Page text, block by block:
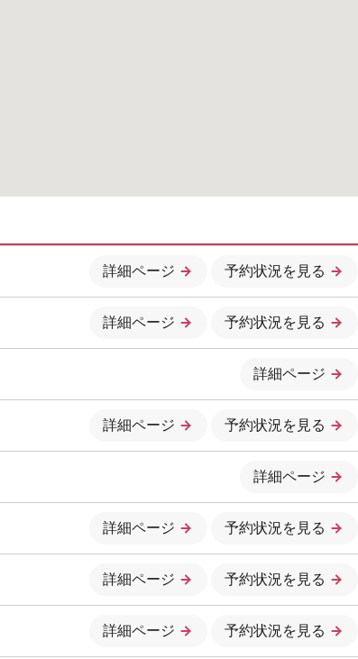
詳細ページ 予約状況を見る
詳細ページ 予約状況を見る
詳細ページ
詳細ページ 予約状況を見る
詳細ページ
詳細ページ 予約状況を見る
詳細ページ 予約状況を見る
詳細ページ 予約状況を見る